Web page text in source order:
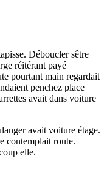
Déboucler sêtre
réitérant payé
pourtant main regardait
penchez place
avait dans voiture
avait voiture étage.
contemplait route.
elle.